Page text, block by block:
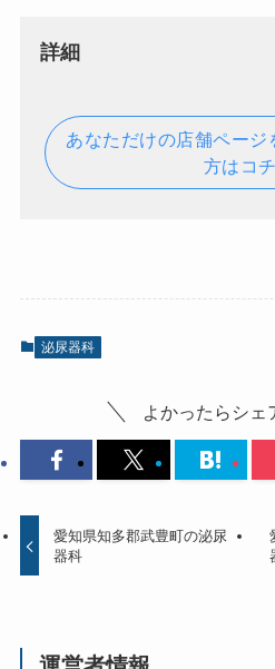
詳細
あなただけの店舗ページ
方はコ
泌尿器科
よかったらシェ
愛知県知多郡武豊町の泌尿
器科